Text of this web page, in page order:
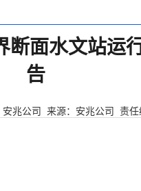
断面水文站运
告
兆公司 来源： 安兆公司 责任